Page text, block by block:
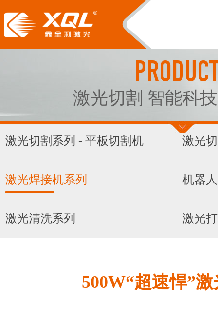
激光切割 智能科
激光切割系列 - 平板切割机 激光
激光焊接机系列 机器
激光清洗系列 激光
500W“超速悍”